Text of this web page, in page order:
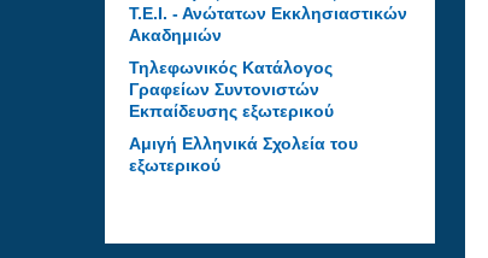
Τ.Ε.Ι. - Ανώτατων Εκκλησιαστικών
Ακαδημιών
Τηλεφωνικός Κατάλογος
Γραφείων Συντονιστών
Εκπαίδευσης εξωτερικού
Αμιγή Ελληνικά Σχολεία του
εξωτερικού